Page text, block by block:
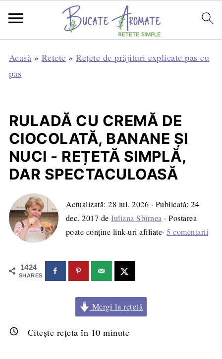
Acasă » Retete »Rețete de prăjituri explicate pas cu
pas
RULADĂ CU CREMĂ DE
CIOCOLATĂ, BANANE ȘI
NUCI - REȚETĂ SIMPLĂ,
DAR SPECTACULOASĂ
Actualizată:28 iul. 2026 · Publicată:24
dec. 2017 deIuliana Sbîrnea · Postarea
poate conține link-uri afiliate·5 comentarii
1424
SHARES
Mergi la rețetă
Citește rețeta în 10 minute